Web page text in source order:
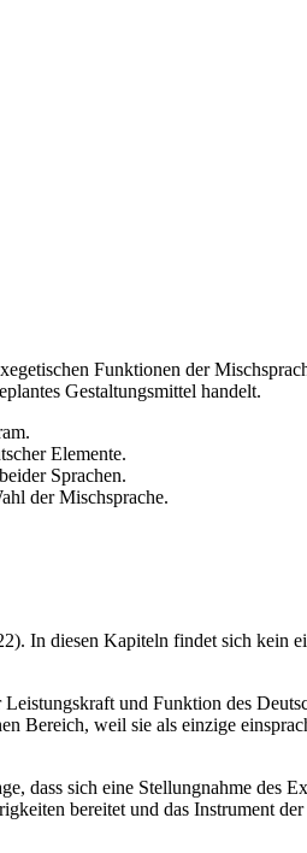
Funktionen der
Gestaltungsmittel handelt.
Elemente.
Sprachen.
der Mischsprache.
In diesen Kapiteln findet sich kein
und Funktion des
Bereich, weil sie als einzige
dass sich eine Stellungnahme
bereitet und das Instrument